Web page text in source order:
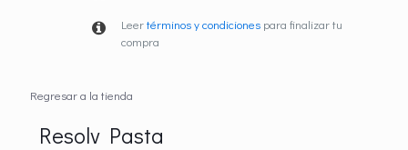
Leertérminos y condiciones para finalizar tu
compra
Regresar a la tienda
Resolv Pasta